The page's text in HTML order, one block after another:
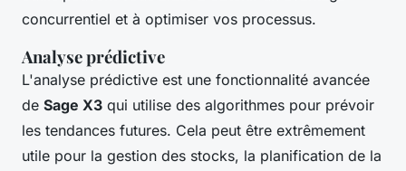
concurrentiel et à optimiser vos processus.
Analyse prédictive
L'analyse prédictive est une fonctionnalité avancée
de Sage X3 qui utilise des algorithmes pour prévoir
les tendances futures. Cela peut être extrêmement
utile pour la gestion des stocks, la planification de la